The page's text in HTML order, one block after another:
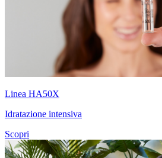
Linea HA50X
Idratazione intensiva
Scopri